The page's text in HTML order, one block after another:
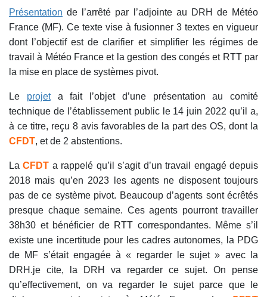
Présentation de l’arrêté par l’adjointe au DRH de Météo
France (MF). Ce texte vise à fusionner 3 textes en vigueur
dont l’objectif est de clarifier et simplifier les régimes de
travail à Météo France et la gestion des congés et RTT par
la mise en place de systèmes pivot.
Le projeta fait l’objet d’une présentation au comité
technique de l’établissement public le 14 juin 2022 qu’il a,
à ce titre, reçu 8 avis favorables de la part des OS, dont la
CFDT, et de 2 abstentions.
LaCFDT a rappelé qu’il s’agit d’un travail engagé depuis
2018 mais qu’en 2023 les agents ne disposent toujours
pas de ce système pivot. Beaucoup d’agents sont écrêtés
presque chaque semaine. Ces agents pourront travailler
38h30 et bénéficier de RTT correspondantes. Même s’il
existe une incertitude pour les cadres autonomes, la PDG
de MF s’était engagée à « regarder le sujet » avec la
DRH.je cite, la DRH va regarder ce sujet. On pense
qu’effectivement, on va regarder le sujet parce que le